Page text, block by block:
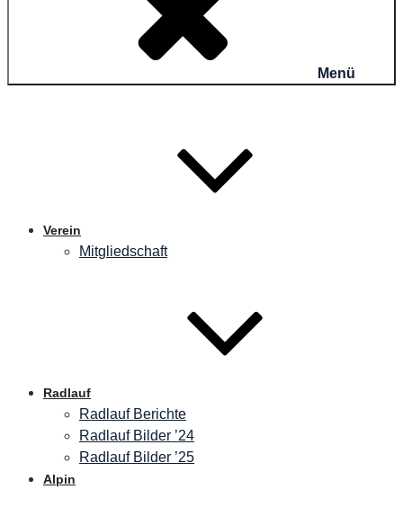
Menü
Verein
Mitgliedschaft
Radlauf
Radlauf Berichte
Radlauf Bilder ’24
Radlauf Bilder ’25
Alpin